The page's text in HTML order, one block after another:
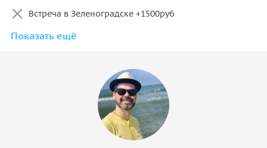
Встреча в Зеленоградске +1500руб
Встреча Светлогорске +2000руб
Встреча в Янтарном +3000руб
Показать ещё